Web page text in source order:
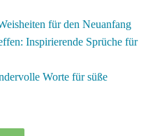
für den Neuanfang
Inspirierende Sprüche für
Worte für süße